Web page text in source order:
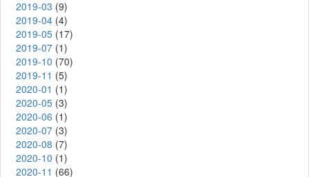
2019-03 (9)
2019-04 (4)
2019-05 (17)
2019-07 (1)
2019-10 (70)
2019-11 (5)
2020-01 (1)
2020-05 (3)
2020-06 (1)
2020-07 (3)
2020-08 (7)
2020-10 (1)
2020-11 (66)